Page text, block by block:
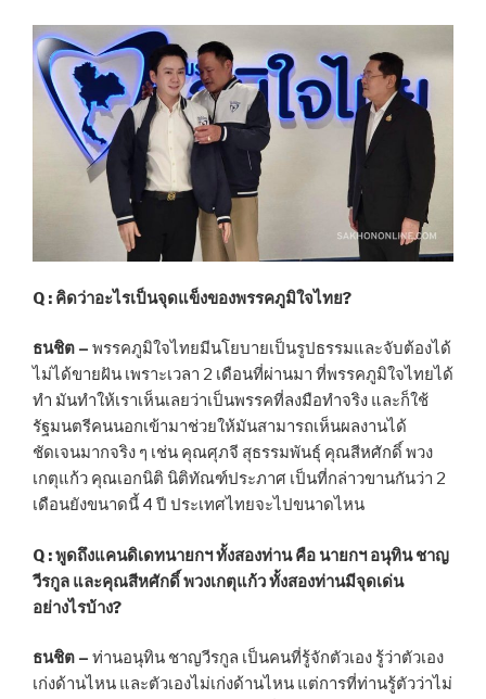
Q : คิดว่าอะไรเป็นจุดแข็งของพรรคภูมิใจไทย?
ธนชิต – พรรคภูมิใจไทยมีนโยบายเป็นรูปธรรมและจับต้องได้
ไม่ได้ขายฝัน เพราะเวลา 2 เดือนที่ผ่านมา ที่พรรคภูมิใจไทยได้
ทำ มันทำให้เราเห็นเลยว่าเป็นพรรคที่ลงมือทำจริง และก็ใช้
รัฐมนตรีคนนอกเข้ามาช่วยให้มันสามารถเห็นผลงานได้
ชัดเจนมากจริง ๆ เช่น คุณศุภจี สุธรรมพันธุ์ คุณสีหศักดิ์ พวง
เกตุแก้ว คุณเอกนิติ นิติทัณฑ์ประภาศ เป็นที่กล่าวขานกันว่า 2
เดือนยังขนาดนี้ 4 ปี ประเทศไทยจะไปขนาดไหน
Q :พูดถึงแคนดิเดทนายกฯ ทั้งสองท่าน คือ นายกฯ อนุทิน ชาญ
วีรกูล และคุณสีหศักดิ์ พวงเกตุแก้ว ทั้งสองท่านมีจุดเด่น
อย่างไรบ้าง?
ธนชิต – ท่านอนุทิน ชาญวีรกูล เป็นคนที่รู้จักตัวเอง รู้ว่าตัวเอง
เก่งด้านไหน และตัวเองไม่เก่งด้านไหน แต่การที่ท่านรู้ตัวว่าไม่